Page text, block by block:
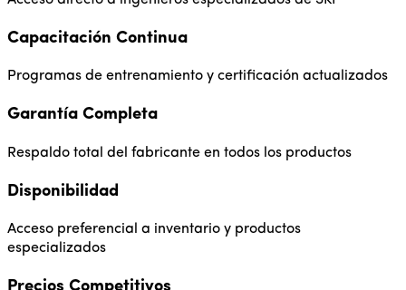
Capacitación Continua
Programas de entrenamiento y certificación actualizados
Garantía Completa
Respaldo total del fabricante en todos los productos
Disponibilidad
Acceso preferencial a inventario y productos
especializados